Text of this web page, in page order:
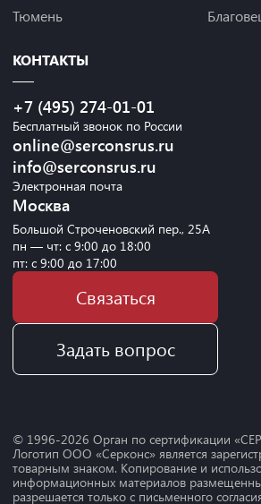
Тюмень
КОНТАКТЫ
+7 (495) 274-01-01
Бесплатный звонок по России
online@serconsrus.ru
info@serconsrus.ru
Электронная почта
Москва
Большой Строченовский пер., 25А
пн — чт: с 9:00 до 18:00
пт: с 9:00 до 17:00
Связаться
Задать вопрос
© 1996-2026 Орган по сертификации
Логотип ООО «Серконс» является
товарным знаком. Копирование и
информационных материалов
разрешается только с письменного